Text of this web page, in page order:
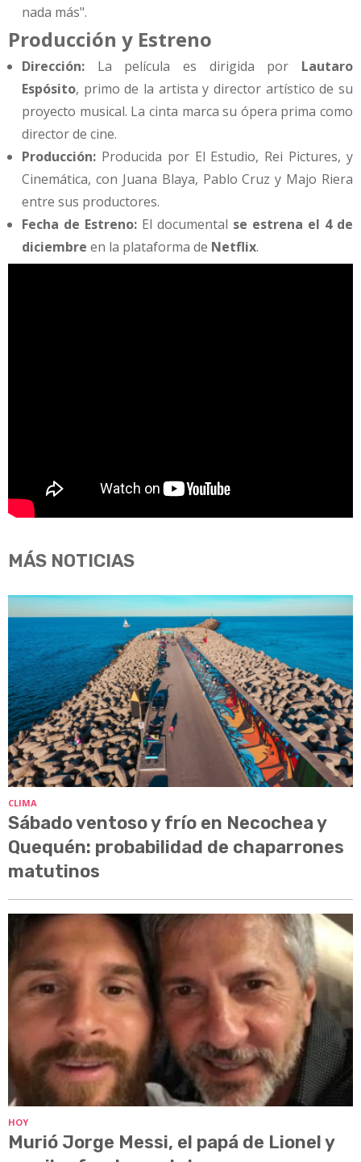
nada más".
Producción y Estreno
Dirección: La película es dirigida por Lautaro
Espósito, primo de la artista y director artístico de su
proyecto musical. La cinta marca su ópera prima como
director de cine.
Producción: Producida por El Estudio, Rei Pictures, y
Cinemática, con Juana Blaya, Pablo Cruz y Majo Riera
entre sus productores.
Fecha de Estreno: El documental se estrena el 4 de
diciembre en la plataforma de Netflix.
MÁS NOTICIAS
CLIMA
Sábado ventoso y frío en Necochea y
Quequén: probabilidad de chaparrones
matutinos
HOY
Murió Jorge Messi, el papá de Lionel y